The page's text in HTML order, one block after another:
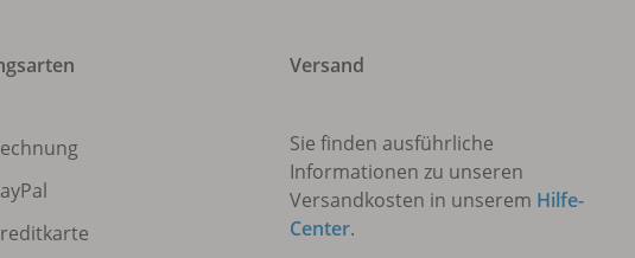
Versand
Sie finden ausführliche
Informationen zu unseren
Versandkosten in unserem Hilfe-
Center.